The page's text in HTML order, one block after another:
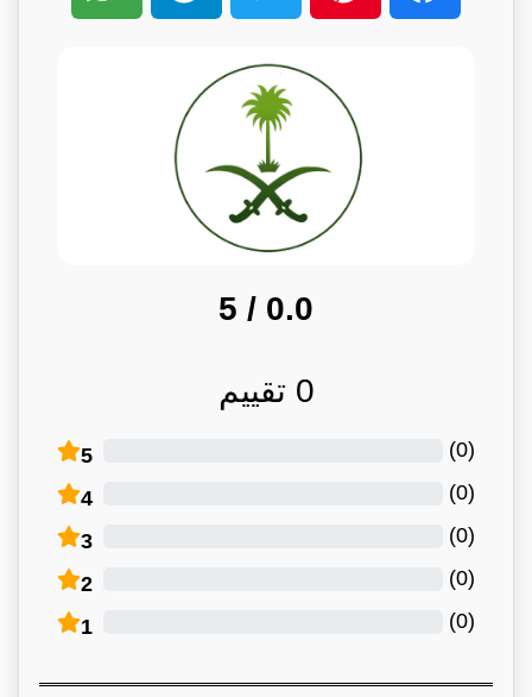
0.0
/ 5
0 تقييم
5 (
0
)
4 (
0
)
3 (
0
)
2 (
0
)
1 (
0
)